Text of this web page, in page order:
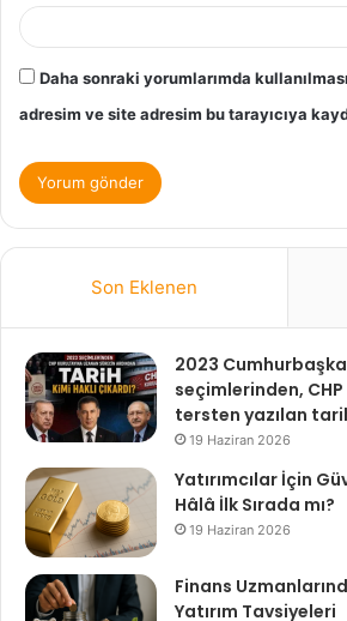
Daha sonraki yorumlarımda
adresim ve site adresim bu tarayıcıya
Son Eklenen
2023
seçimlerinden,
tersten yazılan
19 Haziran 2026
Yatırımcılar İçin
Hâlâ İlk Sırada mı?
19 Haziran 2026
Finans
Yatırım Tavsiyeleri